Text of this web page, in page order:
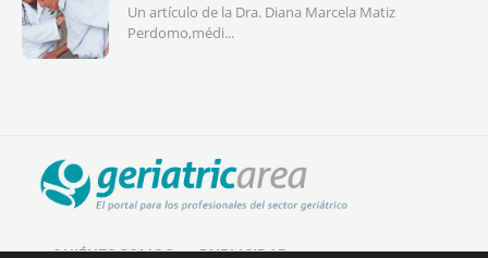
Un artículo de la Dra. Diana Marcela Matiz
Perdomo,médi...
QUIÉNES SOMOS PUBLICIDAD